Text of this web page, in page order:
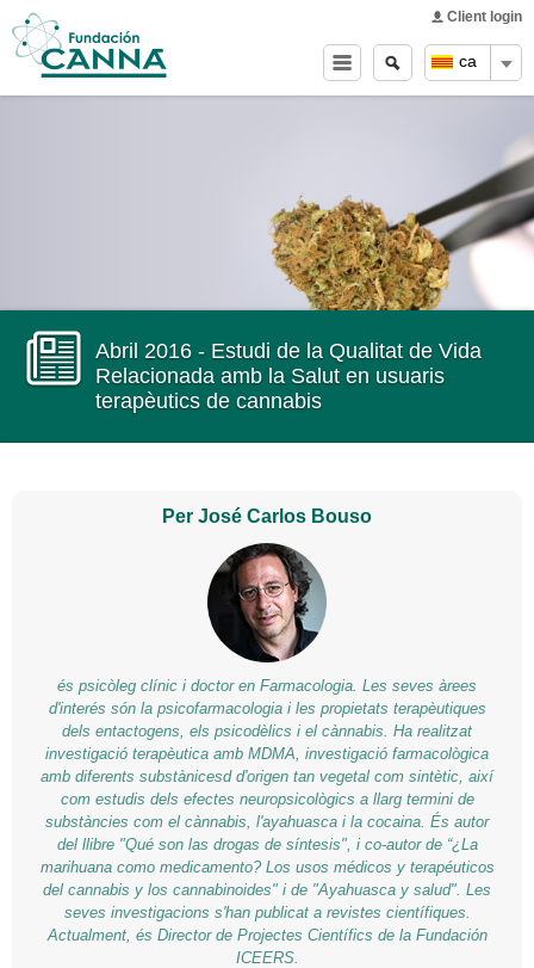
ca
Client login
Main menu
Search
form
Cerca
Abril 2016 - Estudi de la Qualitat de Vida
Relacionada amb la Salut en usuaris
terapèutics de cannabis
Per José Carlos Bouso
és psicòleg clínic i doctor en Farmacologia. Les seves àrees
d'interés són la psicofarmacologia i les propietats terapèutiques
dels entactogens, els psicodèlics i el cànnabis. Ha realitzat
investigació terapèutica amb MDMA, investigació farmacològica
amb diferents substànicesd d'origen tan vegetal com sintètic, així
com estudis dels efectes neuropsicològics a llarg termini de
substàncies com el cànnabis, l'ayahuasca i la cocaina. És autor
del llibre "Qué son las drogas de síntesis", i co-autor de “¿La
marihuana como medicamento? Los usos médicos y terapéuticos
del cannabis y los cannabinoides" i de "Ayahuasca y salud". Les
seves investigacions s'han publicat a revistes científiques.
Actualment, és Director de Projectes Científics de la Fundación
ICEERS.